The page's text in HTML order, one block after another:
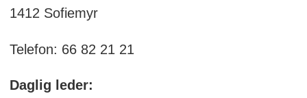
1412 Sofiemyr
Telefon: 66 82 21 21
Daglig leder: